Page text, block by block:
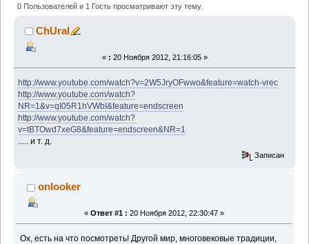
подсвечники и «горки»…… (Прочитано 6953 раз)
0 Пользователей и 1 Гость просматривают эту тему.
ChUral
« : 20 Ноября 2012, 21:16:05 »
http://www.youtube.com/watch?v=2W5JryOFwwo&feature=watch-vrec
http://www.youtube.com/watch?
NR=1&v=qI05R1hVWbI&feature=endscreen
http://www.youtube.com/watch?
v=tBTOwd7xeG8&feature=endscreen&NR=1
..... и т. д.
Записан
onlooker
« Ответ #1 : 20 Ноября 2012, 22:30:47 »
Ох, есть на что посмотреть! Другой мир, многовековые традиции,